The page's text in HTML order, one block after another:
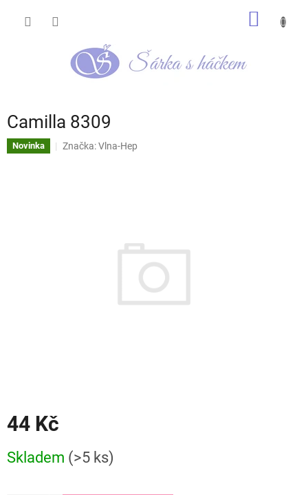
Camilla 8309
Novinka Značka:Vlna-Hep
44 Kč
cena:
Skladem (>5 ks)